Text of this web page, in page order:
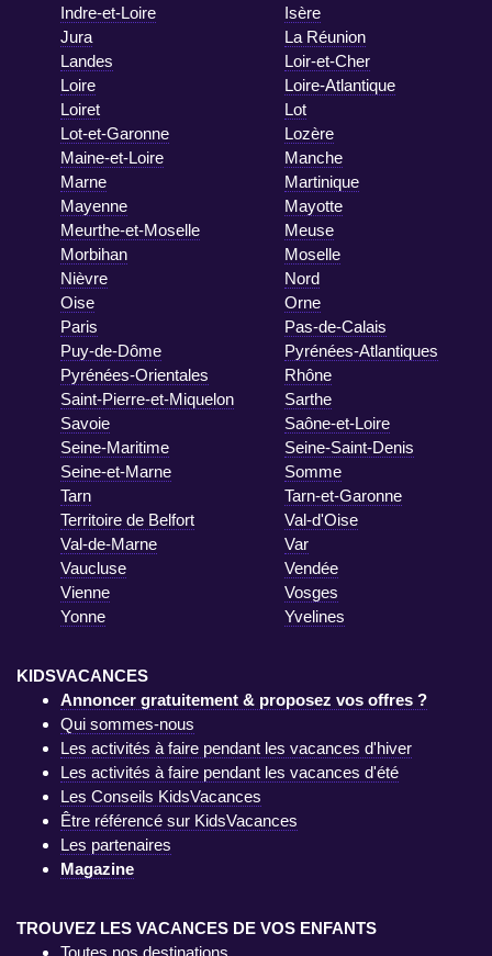
Indre-et-Loire
Isère
Jura
La Réunion
Landes
Loir-et-Cher
Loire
Loire-Atlantique
Loiret
Lot
Lot-et-Garonne
Lozère
Maine-et-Loire
Manche
Marne
Martinique
Mayenne
Mayotte
Meurthe-et-Moselle
Meuse
Morbihan
Moselle
Nièvre
Nord
Oise
Orne
Paris
Pas-de-Calais
Puy-de-Dôme
Pyrénées-Atlantiques
Pyrénées-Orientales
Rhône
Saint-Pierre-et-Miquelon
Sarthe
Savoie
Saône-et-Loire
Seine-Maritime
Seine-Saint-Denis
Seine-et-Marne
Somme
Tarn
Tarn-et-Garonne
Territoire de Belfort
Val-d'Oise
Val-de-Marne
Var
Vaucluse
Vendée
Vienne
Vosges
Yonne
Yvelines
KIDSVACANCES
Annoncer gratuitement & proposez vos offres ?
Qui sommes-nous
Les activités à faire pendant les vacances d'hiver
Les activités à faire pendant les vacances d'été
Les Conseils KidsVacances
Être référencé sur KidsVacances
Les partenaires
Magazine
TROUVEZ LES VACANCES DE VOS ENFANTS